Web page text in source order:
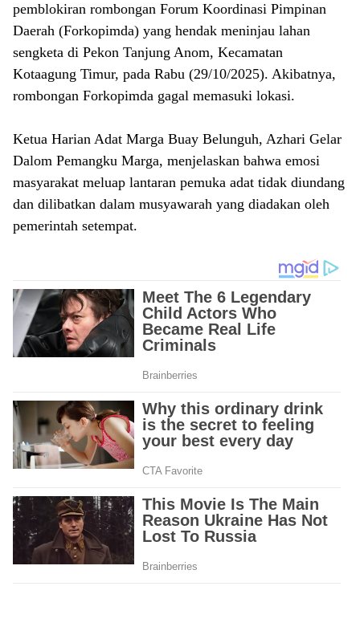
pemblokiran rombongan Forum Koordinasi Pimpinan
Daerah (Forkopimda) yang hendak meninjau lahan
sengketa di Pekon Tanjung Anom, Kecamatan
Kotaagung Timur, pada Rabu (29/10/2025). Akibatnya,
rombongan Forkopimda gagal memasuki lokasi.
​Ketua Harian Adat Marga Buay Belunguh, Azhari Gelar
Dalom Pemangku Marga, menjelaskan bahwa emosi
masyarakat meluap lantaran pemuka adat tidak diundang
dan dilibatkan dalam musyawarah yang diadakan oleh
pemerintah setempat.